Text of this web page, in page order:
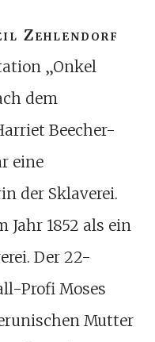
Zehlendorf
„Onkel
dem
Beecher-
eine
der Sklaverei.
Jahr 1852 als ein
Der 22-
Profi Moses
Mutter